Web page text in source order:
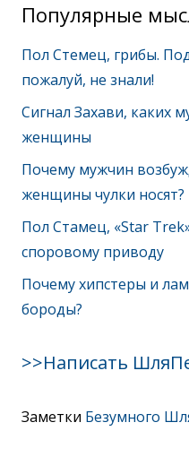
Популярные
Пол Стемец, грибы.
пожалуй, не знали!
Сигнал Захави, каких
женщины
Почему мужчин
женщины чулки носят?
Пол Стамец, «Star
споровому приводу
Почему хипстеры и
бороды?
>>Написать
Заметки Безумного